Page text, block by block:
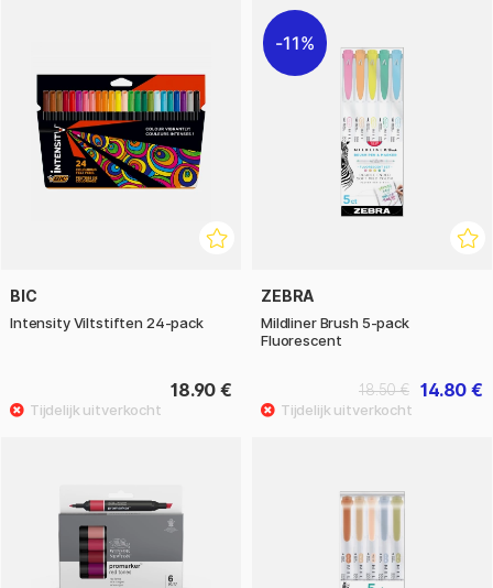
BIC
Intensity Viltstiften 24-pack
18.90 €
11%
ZEBRA
Mildliner Brush 5-pack
Fluorescent
14.80 €
18.50 €